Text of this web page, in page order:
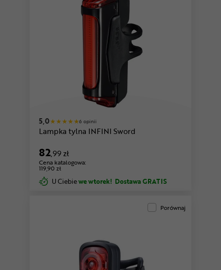
5,0 6 opinii
Lampka tylna INFINI Sword
82,99 zł
Cena katalogowa:
119,90 zł
U Ciebiewe wtorek! Dostawa GRATIS
Porównaj